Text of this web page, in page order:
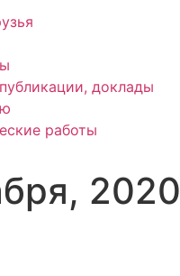
доклады
работы
2020